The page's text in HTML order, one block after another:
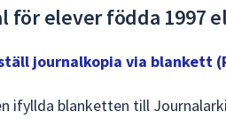
för elever födda 1997
journalkopia via blankett
ifyllda blanketten till